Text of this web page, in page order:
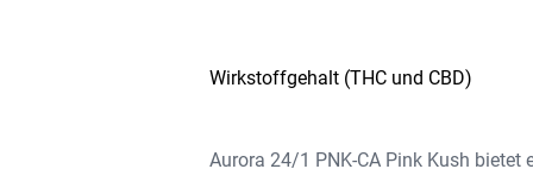
Wirkstoffgehalt (THC und CBD)
Aurora 24/1 PNK-CA Pink Kush bietet